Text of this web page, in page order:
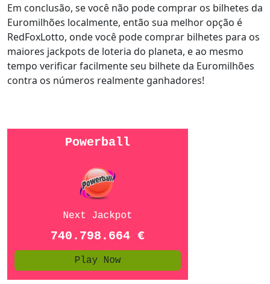
Em conclusão, se você não pode comprar os bilhetes da
Euromilhões localmente, então sua melhor opção é
RedFoxLotto, onde você pode comprar bilhetes para os
maiores jackpots de loteria do planeta, e ao mesmo
tempo verificar facilmente seu bilhete da Euromilhões
contra os números realmente ganhadores!